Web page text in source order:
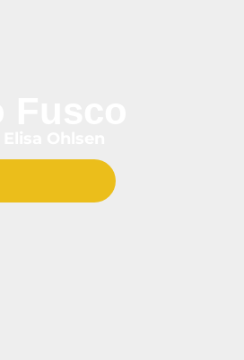
Ohlsen